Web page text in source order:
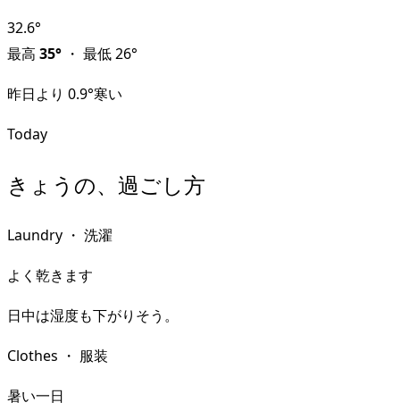
32.6°
最高 35° ・ 最低26°
昨日より 0.9°寒い
Today
きょうの、過ごし方
Laundry ・ 洗濯
よく乾きます
日中は湿度も下がりそう。
Clothes ・ 服装
暑い一日